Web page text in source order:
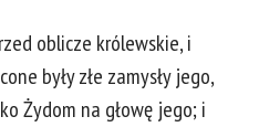
oblicze królewskie, i
były złe zamysły jego,
Żydom na głowę jego; i